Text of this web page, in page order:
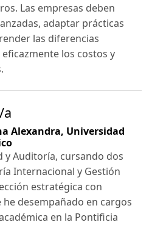
Las empresas deben
adaptar prácticas
las diferencias
los costos y
a
Alexandra, Universidad
y Auditoría, cursando dos
Internacional y Gestión
estratégica con
desempañado en cargos
en la Pontificia